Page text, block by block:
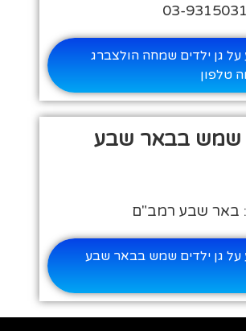
גן ילדים שמחה הולצברג
טלפון
שמש בבאר שבע
באר שבע רמב"ם
גן ילדים שמש בבאר שבע